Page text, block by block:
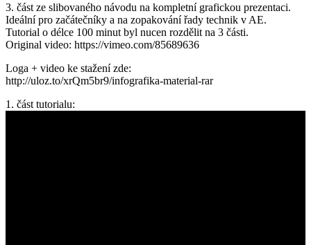
3. část ze slibovaného návodu na kompletní grafickou prezentaci.
Ideální pro začátečníky a na zopakování řady technik v AE.
Tutorial o délce 100 minut byl nucen rozdělit na 3 části.
Original video: https://vimeo.com/85689636
Loga + video ke stažení zde:
http://uloz.to/xrQm5br9/infografika-material-rar
1. část tutorialu: